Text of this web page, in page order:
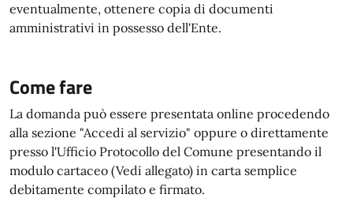
eventualmente, ottenere copia di documenti
amministrativi in possesso dell'Ente.
Come fare
La domanda può essere presentata online procedendo
alla sezione "Accedi al servizio" oppure o direttamente
presso l'Ufficio Protocollo del Comune presentando il
modulo cartaceo (Vedi allegato) in carta semplice
debitamente compilato e firmato.